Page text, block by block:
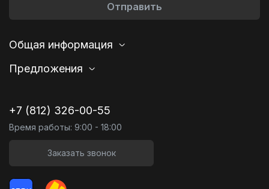
Отправить
Общая информация
Предложения
+7 (812) 326-00-55
Время работы: 9:00 - 18:00
Заказать звонок